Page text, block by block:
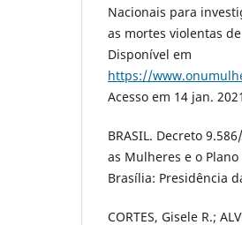
Nacionais para
as mortes violentas
Disponível em
https://
Acesso em 14 jan.
BRASIL. Decreto
as Mulheres e o
Brasília: Presidência
CORTES, Gisele R.;